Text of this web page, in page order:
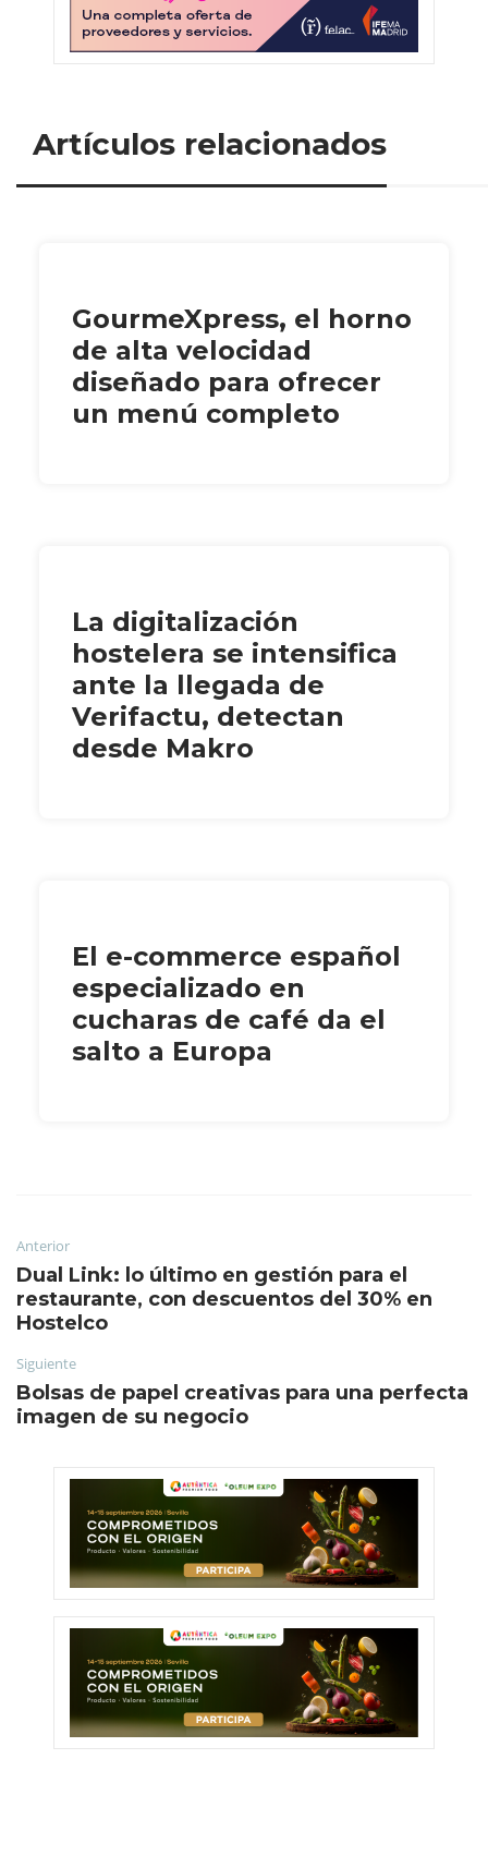
Artículos relacionados
GourmeXpress, el horno
de alta velocidad
diseñado para ofrecer
un menú completo
La digitalización
hostelera se intensifica
ante la llegada de
Verifactu, detectan
desde Makro
El e-commerce español
especializado en
cucharas de café da el
salto a Europa
Anterior
Dual Link: lo último en gestión para el
restaurante, con descuentos del 30% en
Hostelco
Siguiente
Bolsas de papel creativas para una perfecta
imagen de su negocio